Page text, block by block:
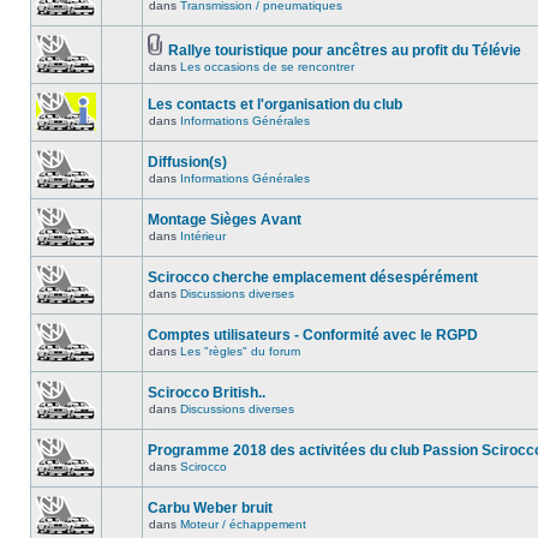
dans Transmission / pneumatiques
Rallye touristique pour ancêtres au profit du Télévie
dans Les occasions de se rencontrer
Les contacts et l'organisation du club
dans Informations Générales
Diffusion(s)
dans Informations Générales
Montage Sièges Avant
dans Intérieur
Scirocco cherche emplacement désespérément
dans Discussions diverses
Comptes utilisateurs - Conformité avec le RGPD
dans Les "règles" du forum
Scirocco British..
dans Discussions diverses
Programme 2018 des activitées du club Passion
dans Scirocco
Carbu Weber bruit
dans Moteur / échappement